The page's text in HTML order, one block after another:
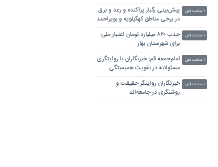
پیش‌بینی رگبار پراکنده و رعد و برق
در برخی مناطق کهگیلویه و بویراحمد
۱ ساعت قبل
جذب ۸۲۰ میلیارد تومان اعتبار ملی
برای شهرستان بهار
۱ ساعت قبل
امام‌جمعه قم: خبرنگاران با روایتگری
مسئولانه در تقویت همبستگی
جامعه نقش مؤثری دارند
۱ ساعت قبل
خبرنگاران روایتگر حقیقت و
روشنگری در جامعه‌اند
۱ ساعت قبل